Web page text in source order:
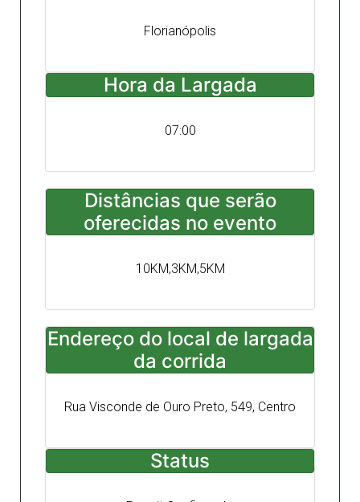
Florianópolis
Hora da Largada
07:00
Distâncias que serão
oferecidas no evento
10KM,3KM,5KM
Endereço do local de largada
da corrida
Rua Visconde de Ouro Preto, 549, Centro
Status